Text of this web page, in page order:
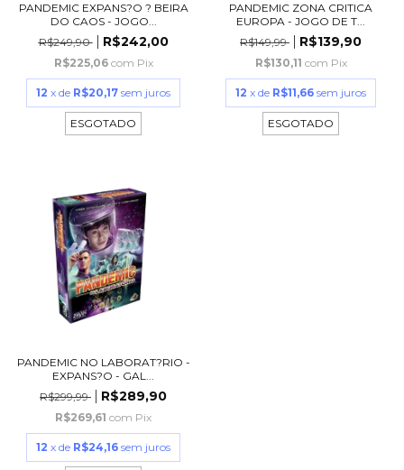
PANDEMIC EXPANS?O ? BEIRA
DO CAOS - JOGO...
R$249,90
R$242,00
R$225,06 com Pix
12 x de R$20,17 sem juros
ESGOTADO
PANDEMIC ZONA CRITICA
EUROPA - JOGO DE T...
R$149,99
R$139,90
R$130,11 com Pix
12 x de R$11,66 sem juros
ESGOTADO
PANDEMIC NO LABORAT?RIO -
EXPANS?O - GAL...
R$299,99
R$289,90
R$269,61 com Pix
12 x de R$24,16 sem juros